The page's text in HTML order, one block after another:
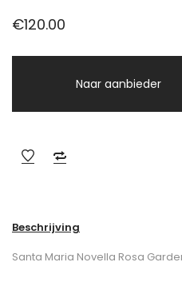
€120.00
Naar aanbieder
Beschrijving
Santa Maria Novella Rosa